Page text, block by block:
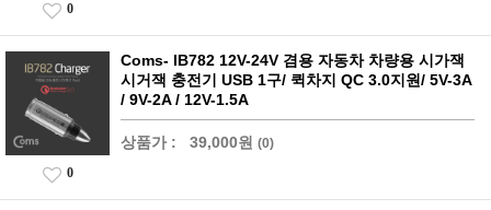
0
Coms- IB782 12V-24V 겸용 자동차 차량용 시가잭
시거잭 충전기 USB 1구/ 퀵차지 QC 3.0지원/ 5V-3A
/ 9V-2A / 12V-1.5A
상품가 : 39,000원 (0)
0